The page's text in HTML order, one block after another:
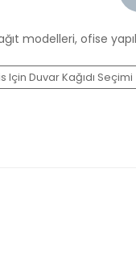
modelleri, ofise
Için Duvar Kağıdı Seçimi